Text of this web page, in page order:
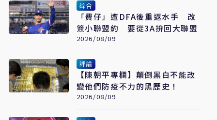
綜合
「費仔」遭DFA後重返水手 改
簽小聯盟約 要從3A拚回大聯盟
2026/08/09
評論
【陳朝平專欄】顛倒黑白不能改
變他們防疫不力的黑歷史！
2026/08/09